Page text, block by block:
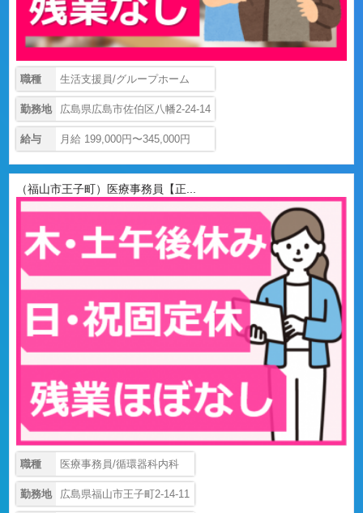
職種 生活支援員/グループホーム
勤務地 広島県広島市佐伯区八幡2-24-14
給与 月給 199,000円〜345,000円
（福山市王子町）医療事務員【正...
職種 医療事務員/循環器科内科
勤務地 広島県福山市王子町2-14-11